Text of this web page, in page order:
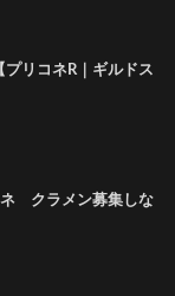
プリコネR｜ギルドス
クラメン募集しな